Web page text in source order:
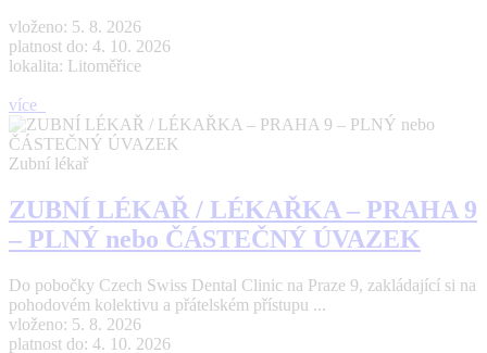
vloženo: 5. 8. 2026
platnost do: 4. 10. 2026
lokalita: Litoměřice
více
Zubní lékař
ZUBNÍ LÉKAŘ / LÉKAŘKA – PRAHA 9
– PLNÝ nebo ČÁSTEČNÝ ÚVAZEK
Do pobočky Czech Swiss Dental Clinic na Praze 9, zakládající si na
pohodovém kolektivu a přátelském přístupu ...
vloženo: 5. 8. 2026
platnost do: 4. 10. 2026